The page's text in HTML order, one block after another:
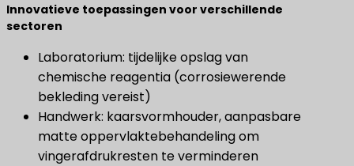
Innovatieve toepassingen voor verschillende
sectoren
Laboratorium: tijdelijke opslag van
chemische reagentia (corrosiewerende
bekleding vereist)
Handwerk: kaarsvormhouder, aanpasbare
matte oppervlaktebehandeling om
vingerafdrukresten te verminderen